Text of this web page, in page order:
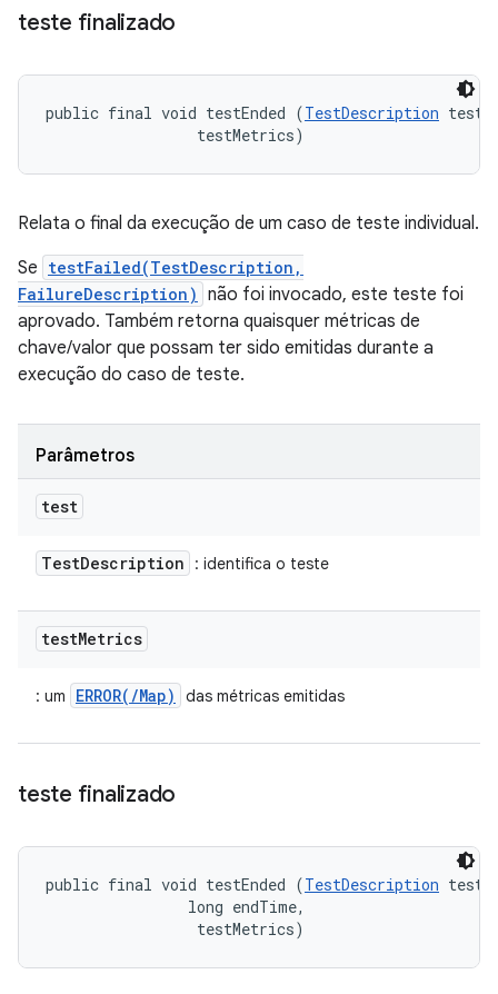
teste finalizado
public final void testEnded (TestDescription
testMetrics)
Relata o final da execução de um caso de teste individual.
Se testFailed(TestDescription,
FailureDescription) não foi invocado, este teste foi
aprovado. Também retorna quaisquer métricas de
chave/valor que possam ter sido emitidas durante a
execução do caso de teste.
Parâmetros
test
TestDescription : identifica o teste
testMetrics
: um ERROR(/Map) das métricas emitidas
teste finalizado
public final void testEnded (TestDescription
                long endTime,
testMetrics)